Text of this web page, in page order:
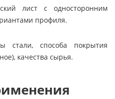
лист с односторонним
профиля.
стали, способа покрытия
качества сырья.